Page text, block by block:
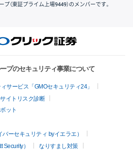
（東証プライム上場9449）のメンバーです。
プのセキュリティ事業について
サービス「GMOセキュリティ24」
イトリスク診断
ット
ーセキュリティ byイエラエ）
）
なりすまし対策